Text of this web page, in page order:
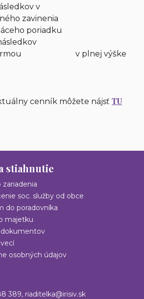
v
zavinenia
poriadku
v plnej výške
cenník môžete nájsť TU
stiahnutie
soc. služby od obce
do poradovníka
majetku
osobných údajov
389, riaditelka@irisiv.sk